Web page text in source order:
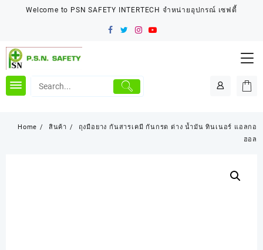
Welcome to PSN SAFETY INTERTECH จำหน่ายอุปกรณ์ เซฟตี้
Home สินค้า
ถุงมือยาง กันสารเคมี กันกรด ด่าง น้ำมัน ทินเนอร์ แอลกอ
ฮอล